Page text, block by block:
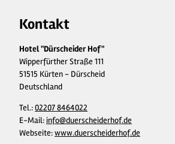
Kontakt
Hotel "Dürscheider Hof"
Wipperfürther Straße 111
51515 Kürten - Dürscheid
Deutschland
Tel.:02207 8464022
E-Mail:info@duerscheiderhof.de
Webseite:www.duerscheiderhof.de